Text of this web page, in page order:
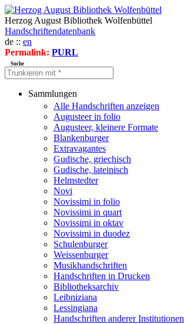
Herzog August Bibliothek Wolfenbüttel
Handschriftendatenbank
de :: en
Permalink: PURL
Suche
Sammlungen
Alle Handschriften anzeigen
Augusteer in folio
Augusteer, kleinere Formate
Blankenburger
Extravagantes
Gudische, griechisch
Gudische, lateinisch
Helmstedter
Novi
Novissimi in folio
Novissimi in quart
Novissimi in oktav
Novissimi in duodez
Schulenburger
Weissenburger
Musikhandschriften
Handschriften in Drucken
Bibliotheksarchiv
Leibniziana
Lessingiana
Handschriften anderer Institutionen